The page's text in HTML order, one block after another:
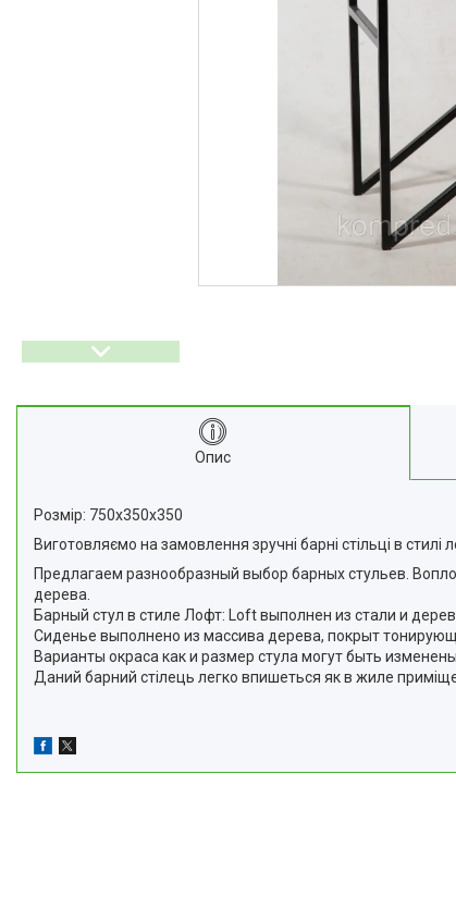
Опис
Розмір: 750х350х350
Виготовляємо на замовлення зручні барні стільці в стилі
Предлагаем разнообразный выбор барных стульев.
дерева.
Барный стул в стиле Лофт: Loft выполнен из стали и
Сиденье выполнено из массива дерева, покрыт
Варианты окраса как и размер стула могут быть
Даний барний стілець легко впишеться як в жиле